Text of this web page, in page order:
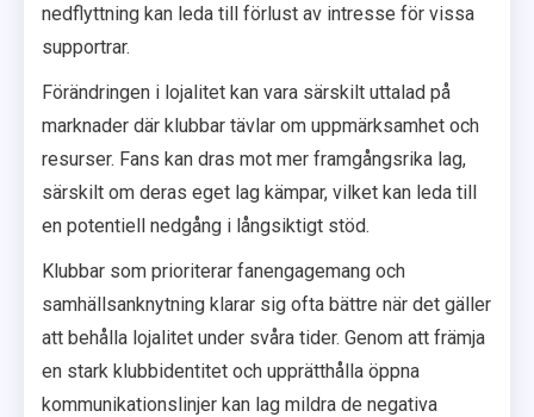
nedflyttning kan leda till förlust av intresse för vissa
supportrar.
Förändringen i lojalitet kan vara särskilt uttalad på
marknader där klubbar tävlar om uppmärksamhet och
resurser. Fans kan dras mot mer framgångsrika lag,
särskilt om deras eget lag kämpar, vilket kan leda till
en potentiell nedgång i långsiktigt stöd.
Klubbar som prioriterar fanengagemang och
samhällsanknytning klarar sig ofta bättre när det gäller
att behålla lojalitet under svåra tider. Genom att främja
en stark klubbidentitet och upprätthålla öppna
kommunikationslinjer kan lag mildra de negativa